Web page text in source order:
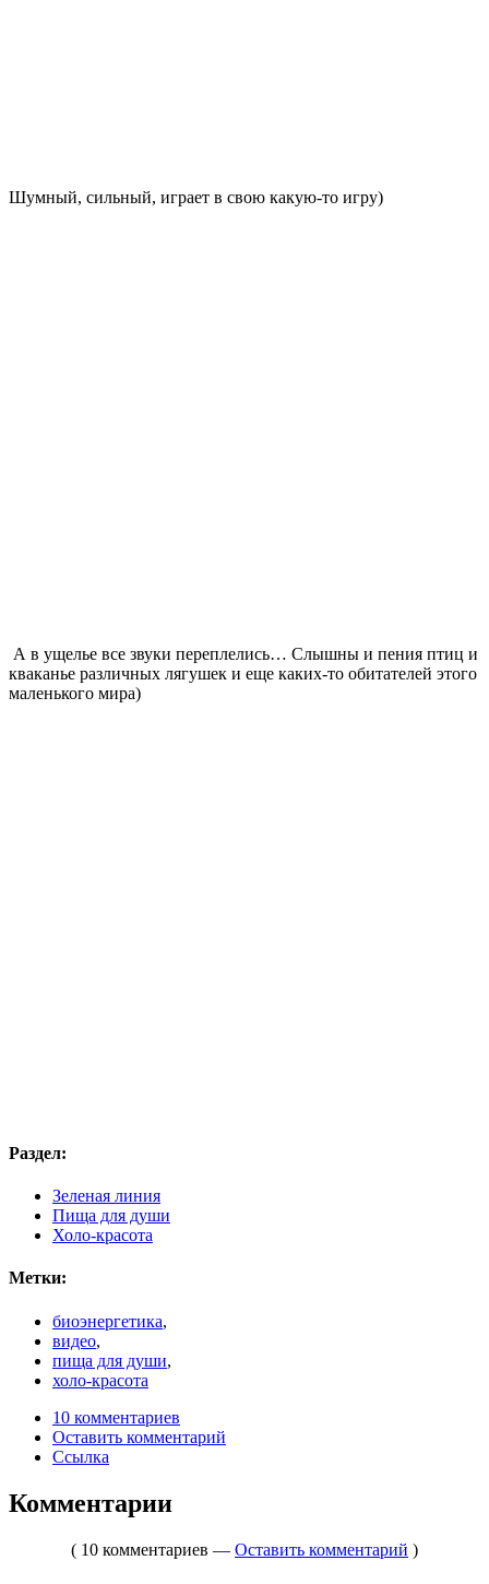
Шумный, сильный, играет в свою какую-то игру)
А в ущелье все звуки переплелись… Слышны и пения птиц и
кваканье различных лягушек и еще каких-то обитателей этого
маленького мира)
Раздел:
Зеленая линия
Пища для души
Холо-красота
Метки:
биоэнергетика,
видео,
пища для души,
холо-красота
10 комментариев
Оставить комментарий
Ссылка
Комментарии
( 10 комментариев — Оставить комментарий )